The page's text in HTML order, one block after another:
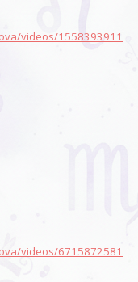
videos/1558393911
videos/6715872581